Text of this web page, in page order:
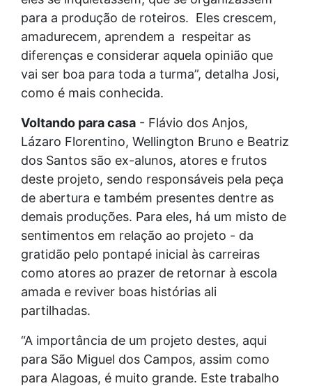
para a produção de roteiros. Eles crescem,
amadurecem, aprendem a respeitar as
diferenças e considerar aquela opinião que
vai ser boa para toda a turma”, detalha Josi,
como é mais conhecida.
Voltando para casa - Flávio dos Anjos,
Lázaro Florentino, Wellington Bruno e Beatriz
dos Santos são ex-alunos, atores e frutos
deste projeto, sendo responsáveis pela peça
de abertura e também presentes dentre as
demais produções. Para eles, há um misto de
sentimentos em relação ao projeto - da
gratidão pelo pontapé inicial às carreiras
como atores ao prazer de retornar à escola
amada e reviver boas histórias ali
partilhadas.
“A importância de um projeto destes, aqui
para São Miguel dos Campos, assim como
para Alagoas, é muito grande. Este trabalho